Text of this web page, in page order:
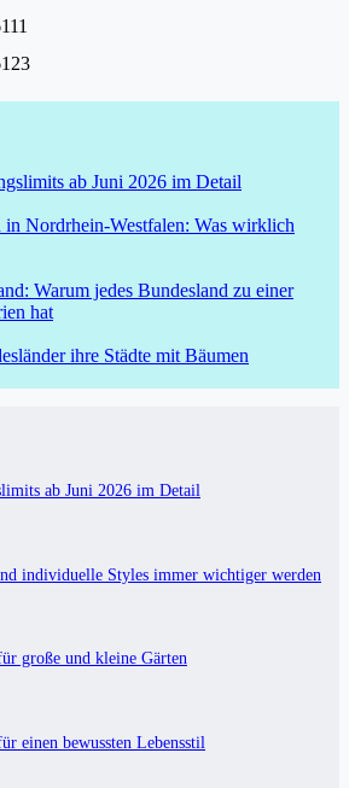
ab Juni 2026 im Detail
in Nordrhein-Westfalen: Was wirklich
Warum jedes Bundesland zu einer
hat
ihre Städte mit Bäumen
ab Juni 2026 im Detail
individuelle Styles immer wichtiger werden
große und kleine Gärten
einen bewussten Lebensstil